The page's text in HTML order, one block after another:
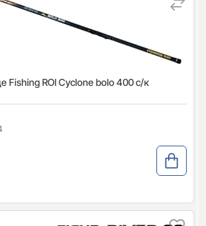
Fishing ROI Cyclone bolo 400 с/к